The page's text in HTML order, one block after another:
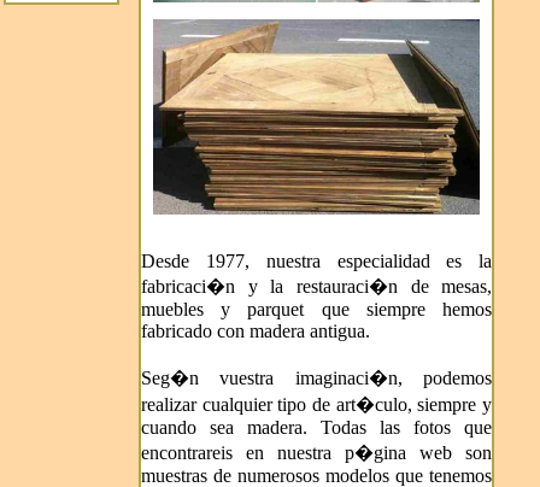
Desde 1977, nuestra especialidad es la
fabricaci�n y la restauraci�n de mesas,
muebles y parquet que siempre hemos
fabricado con madera antigua.
Seg�n vuestra imaginaci�n, podemos
realizar cualquier tipo de art�culo, siempre y
cuando sea madera. Todas las fotos que
encontrareis en nuestra p�gina web son
muestras de numerosos modelos que tenemos